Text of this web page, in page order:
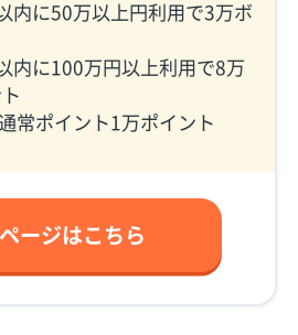
内に50万以上円利用で3万ボ
内に100万円以上利用で8万
常ポイント1万ポイント
ージはこちら